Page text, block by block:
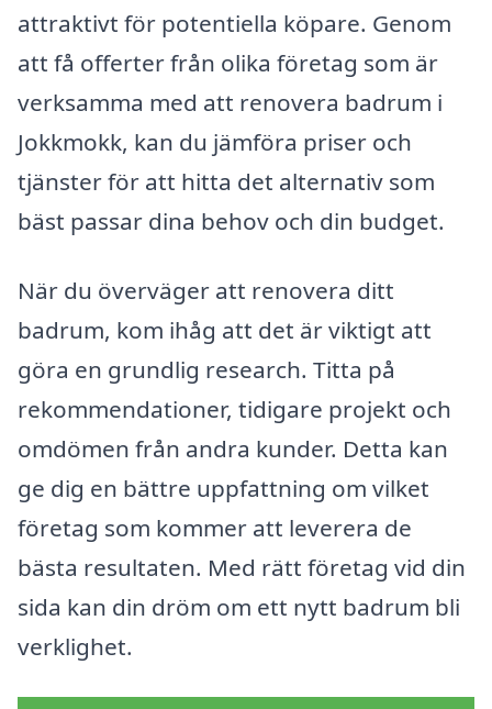
attraktivt för potentiella köpare. Genom
att få offerter från olika företag som är
verksamma med att renovera badrum i
Jokkmokk, kan du jämföra priser och
tjänster för att hitta det alternativ som
bäst passar dina behov och din budget.
När du överväger att renovera ditt
badrum, kom ihåg att det är viktigt att
göra en grundlig research. Titta på
rekommendationer, tidigare projekt och
omdömen från andra kunder. Detta kan
ge dig en bättre uppfattning om vilket
företag som kommer att leverera de
bästa resultaten. Med rätt företag vid din
sida kan din dröm om ett nytt badrum bli
verklighet.